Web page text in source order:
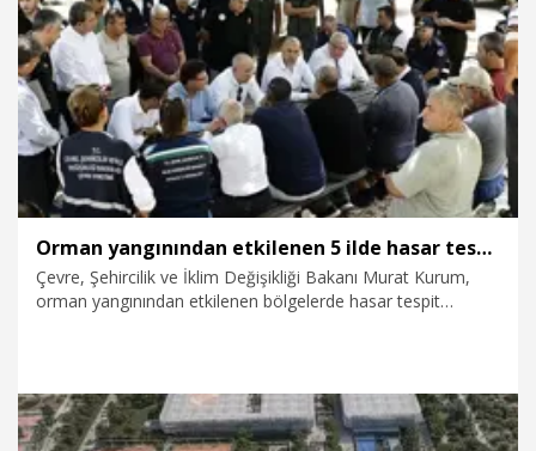
6.08.2026 Politika
Orman yangınından etkilenen 5 ilde hasar tespit çalışmaları tamamlandı
Çevre, Şehircilik ve İklim Değişikliği Bakanı Murat Kurum,
orman yangınından etkilenen bölgelerde hasar tespit
olduğu gibi yine milletimizin yanında olacak ve yaraları hızlı
bir şekilde saracağız" dedi.